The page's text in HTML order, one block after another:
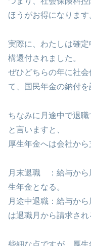
ほうがお得になります
実際に、わたしは確
構還付されました。
ぜひどちらの年に社
て、国民年金の納付を
ちなみに月途中で退
と言いますと、
厚生年金へは会社から
月末退職 ：給与から
生年金となる。
月途中退職：給与か
は退職月から請求され
些細な点ですが、厚